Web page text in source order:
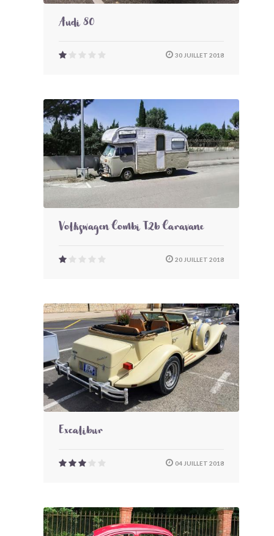
Audi 80
30 JUILLET 2018
Volkswagen Combi T2b Caravane
20 JUILLET 2018
Excalibur
04 JUILLET 2018